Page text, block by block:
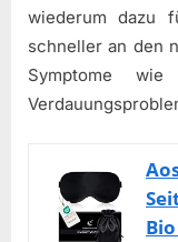
wiederum dazu
schneller an den
Symptome wie